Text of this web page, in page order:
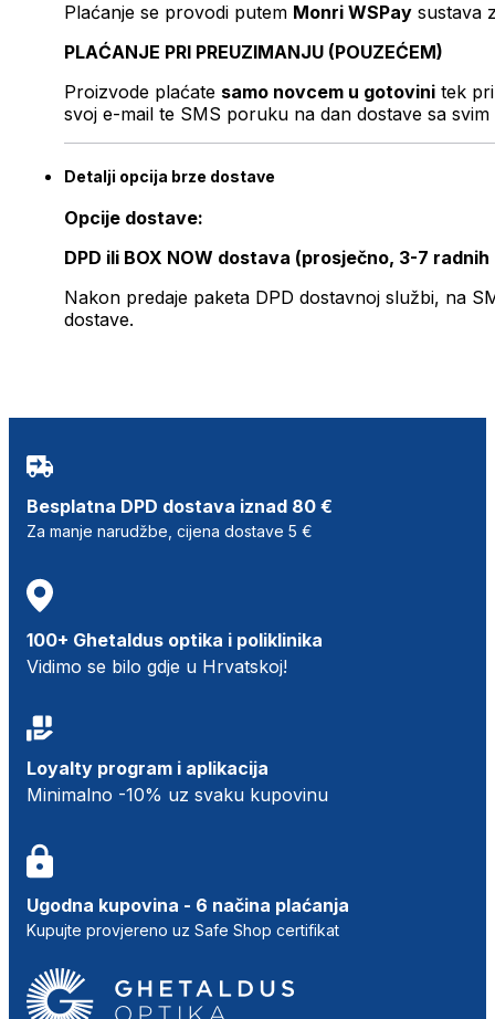
Plaćanje se provodi putem Monri WSPay sustava
PLAĆANJE PRI PREUZIMANJU (POUZEĆEM)
Proizvode plaćate samo novcem u gotovini tek
svoj e-mail te SMS poruku na dan dostave sa svim
Detalji opcija brze dostave
Opcije dostave:
DPD ili BOX NOW dostava (prosječno, 3-7 radnih
Nakon predaje paketa DPD dostavnoj službi, na
dostave.
Besplatna DPD dostava iznad 80 €
Za manje narudžbe, cijena dostave 5 €
100+ Ghetaldus optika i poliklinika
Vidimo se bilo gdje u Hrvatskoj!
Loyalty program i aplikacija
Minimalno -10% uz svaku kupovinu
Ugodna kupovina - 6 načina plaćanja
Kupujte provjereno uz Safe Shop certifikat